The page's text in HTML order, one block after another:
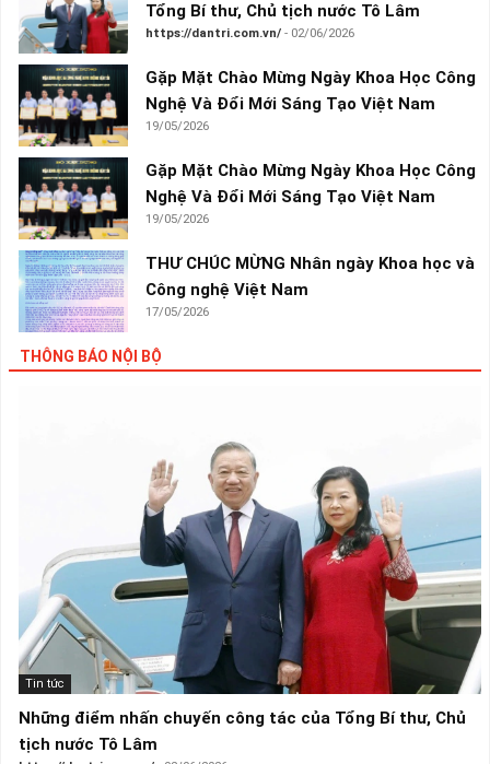
Tổng Bí thư, Chủ tịch nước Tô Lâm
https://dantri.com.vn/ - 02/06/2026
Gặp Mặt Chào Mừng Ngày Khoa Học Công
Nghệ Và Đổi Mới Sáng Tạo Việt Nam
19/05/2026
Gặp Mặt Chào Mừng Ngày Khoa Học Công
Nghệ Và Đổi Mới Sáng Tạo Việt Nam
19/05/2026
THƯ CHÚC MỪNG Nhân ngày Khoa học và
Công nghệ Việt Nam
17/05/2026
THÔNG BÁO NỘI BỘ
Tin tức
Những điểm nhấn chuyến công tác của Tổng Bí thư, Chủ
tịch nước Tô Lâm